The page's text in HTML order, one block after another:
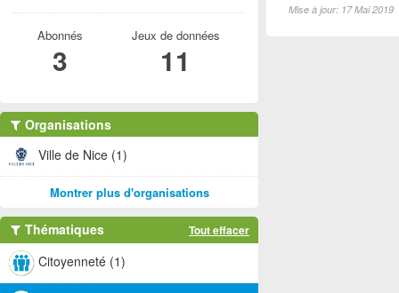
Mise à jour: 17 Mai 2019
Abonnés
3
Jeux de données
11
Organisations
Ville de Nice (1)
Montrer plus d'organisations
Thématiques Tout effacer
Citoyenneté (1)